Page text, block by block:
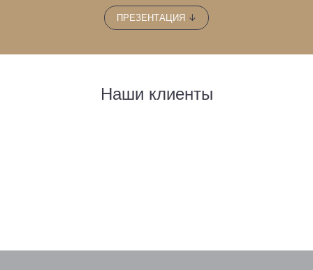
ПРЕЗЕНТАЦИЯ ↓
Наши клиенты